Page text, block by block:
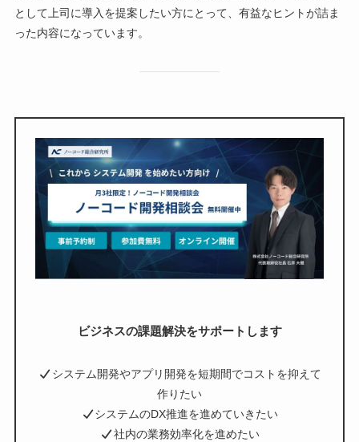
として上司に導入を提案したい方にとって、有益なヒントが詰ま
った内容になっています。
ビジネスの課題解決をサポートします
システム開発やアプリ開発を短期間でコストを抑えて
作りたい
システムのDX推進を進めていきたい
社内の業務効率化を進めたい